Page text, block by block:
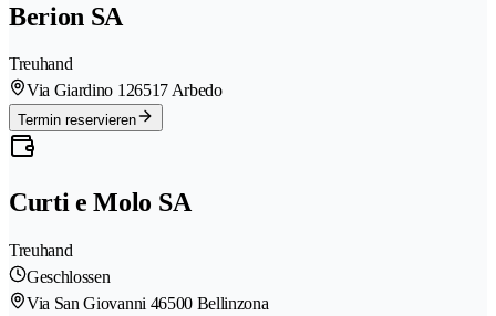
Berion SA
Treuhand
Via Giardino 126517 Arbedo
Termin reservieren
Curti e Molo SA
Treuhand
Geschlossen
Via San Giovanni 46500 Bellinzona